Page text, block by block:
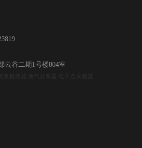
云谷二期1号楼804室